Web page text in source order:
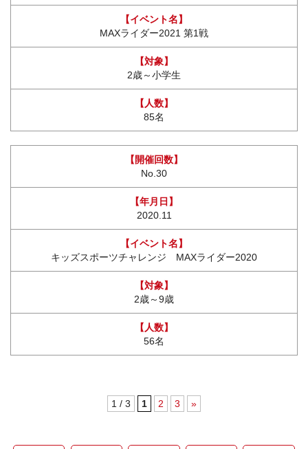
MAXライダー2021 第1戦
2歳～小学生
85名
No.30
2020.11
キッズスポーツチャレンジ MAXライダー2020
2歳～9歳
56名
1 / 3 1 2 3 »